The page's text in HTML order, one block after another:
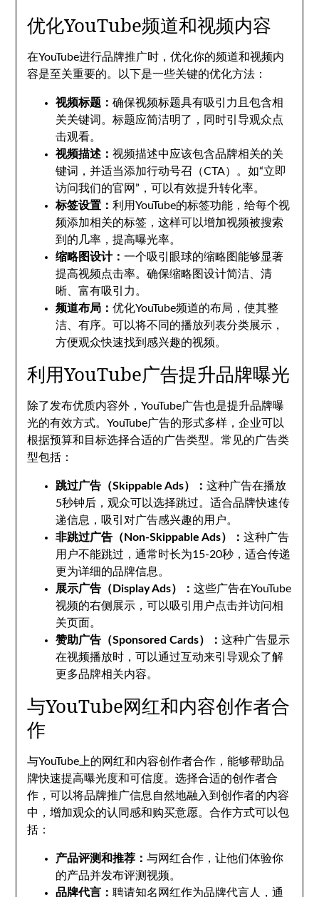
优化YouTube频道和视频内容
在YouTube进行品牌推广时，优化你的频道和视频内
容是至关重要的。以下是一些关键的优化方法：
视频标题：确保视频标题具有吸引力且包含相
关关键词。标题应简洁明了，同时引导观众点
击观看。
视频描述：视频描述中应该包含品牌相关的关
键词，并适当添加行动号召（CTA）。如“立即
访问我们的官网”，可以有效提升转化率。
标签设置：利用YouTube的标签功能，给每个视
频添加相关的标签，这样可以增加视频被搜索
到的几率，提高曝光率。
缩略图设计：一个吸引眼球的缩略图能够显著
提高视频点击率。确保缩略图设计简洁、清
晰、富有吸引力。
频道布局：优化YouTube频道的布局，使其整
洁、有序。可以将不同的播放列表分类展示，
方便观众快速找到感兴趣的视频。
利用YouTube广告提升品牌曝光
除了发布优质内容外，YouTube广告也是提升品牌曝
光的有效方式。YouTube广告的形式多样，企业可以
根据预算和目标选择合适的广告类型。常见的广告类
型包括：
跳过广告（Skippable Ads）：这种广告在播放
5秒钟后，观众可以选择跳过。适合品牌快速传
递信息，吸引对广告感兴趣的用户。
非跳过广告（Non-Skippable Ads）：这种广告
用户不能跳过，通常时长为15-20秒，适合传递
更为详细的品牌信息。
展示广告（Display Ads）：这些广告在YouTube
视频的右侧展示，可以吸引用户点击并访问相
关页面。
赞助广告（Sponsored Cards）：这种广告显示
在视频播放时，可以通过互动来引导观众了解
更多品牌相关内容。
与YouTube网红和内容创作者合
作
与YouTube上的网红和内容创作者合作，能够帮助品
牌快速提高曝光度和可信度。选择合适的创作者合
作，可以将品牌推广信息自然地融入到创作者的内容
中，增加观众的认同感和购买意愿。合作方式可以包
括：
产品评测和推荐：与网红合作，让他们体验你
的产品并发布评测视频。
品牌代言：聘请知名网红作为品牌代言人，通